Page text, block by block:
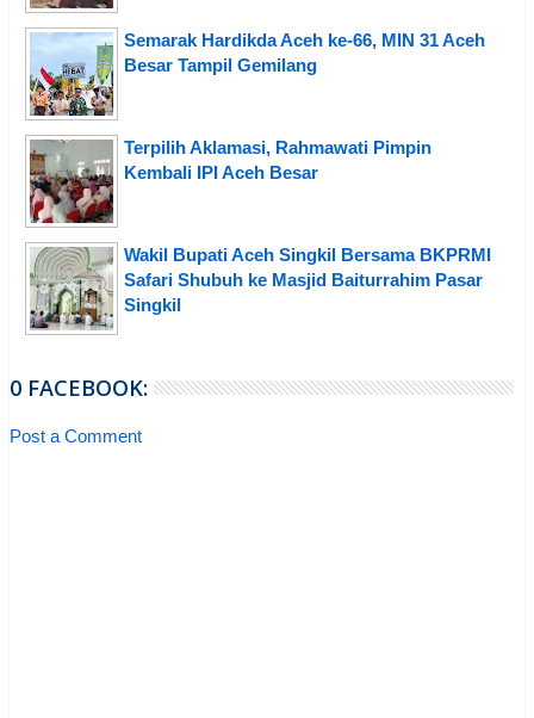
Semarak Hardikda Aceh ke-66, MIN 31 Aceh
Besar Tampil Gemilang
Terpilih Aklamasi, Rahmawati Pimpin
Kembali IPI Aceh Besar
Wakil Bupati Aceh Singkil Bersama BKPRMI
Safari Shubuh ke Masjid Baiturrahim Pasar
Singkil
0 FACEBOOK:
Post a Comment